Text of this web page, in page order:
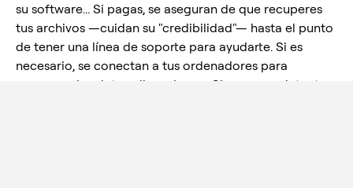
su software... Si pagas, se aseguran de que recuperes
tus archivos —cuidan su "credibilidad"— hasta el punto
de tener una línea de soporte para ayudarte. Si es
necesario, se conectan a tus ordenadores para
recuperar los datos ellos mismos. Si no pagas, intentan